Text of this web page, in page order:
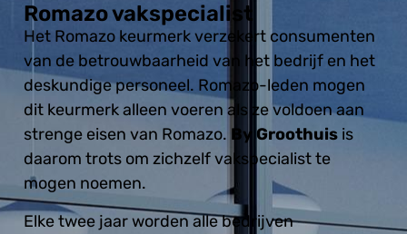
Romazo vakspecialist
Het Romazo keurmerk verzekert consumenten
van de betrouwbaarheid van het bedrijf en het
deskundige personeel. Romazo-leden mogen
dit keurmerk alleen voeren als ze voldoen aan
strenge eisen van Romazo. By Groothuis is
daarom trots om zichzelf vakspecialist te
mogen noemen.
Elke twee jaar worden alle bedrijven